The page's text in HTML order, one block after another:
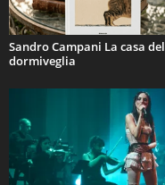
Sandro Campani La casa del
dormiveglia